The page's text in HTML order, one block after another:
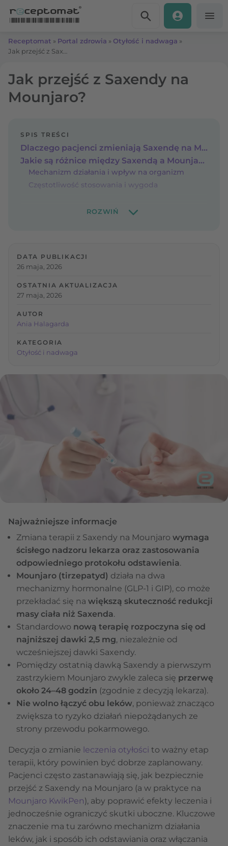
Receptomat » Portal zdrowia » Otyłość i nadwaga »
Jak przejść z Saxendy na
Mounjaro?
SPIS TREŚCI
Dlaczego pacjenci zmieniają Saxendę na Mounjaro?
Jakie są różnice między Saxendą a Mounjaro?
Mechanizm działania i wpływ na organizm
Częstotliwość stosowania i wygoda
DATA PUBLIKACJI
26 maja, 2026
OSTATNIA AKTUALIZACJA
27 maja, 2026
AUTOR
Ania Halagarda
KATEGORIA
Otyłość i nadwaga
Najważniejsze informacje
Zmiana terapii z Saxendy na Mounjaro wymaga
ścisłego nadzoru lekarza oraz zastosowania
odpowiedniego protokołu odstawienia.
Mounjaro (tirzepatyd) działa na dwa
mechanizmy hormonalne (GLP-1 i GIP), co może
przekładać się na większą skuteczność redukcji
masy ciała niż Saxenda.
Standardowo nową terapię rozpoczyna się od
najniższej dawki 2,5 mg, niezależnie od
wcześniejszej dawki Saxendy.
Pomiędzy ostatnią dawką Saxendy a pierwszym
zastrzykiem Mounjaro zwykle zaleca się przerwę
około 24–48 godzin (zgodnie z decyzją lekarza).
Nie wolno łączyć obu leków, ponieważ znacząco
zwiększa to ryzyko działań niepożądanych ze
strony przewodu pokarmowego.
Decyzja o zmianie leczenia otyłości to ważny etap
terapii, który powinien być dobrze zaplanowany.
Pacjenci często zastanawiają się, jak bezpiecznie
przejść z Saxendy na Mounjaro (a w praktyce na
Mounjaro KwikPen), aby poprawić efekty leczenia i
jednocześnie ograniczyć skutki uboczne. Kluczowe
znaczenie ma tu zarówno mechanizm działania
leków, jak i sposób ich odstawiania oraz włączania